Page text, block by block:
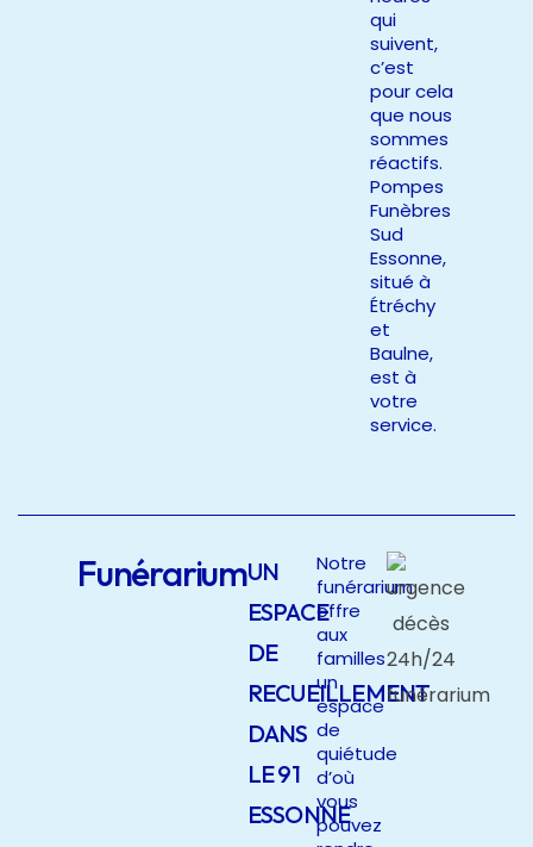
qui
suivent,
c’est
pour cela
que nous
sommes
réactifs.
Pompes
Funèbres
Sud
Essonne,
situé à
Étréchy
et
Baulne,
est à
votre
service.
FunérariumUN
ESPACE
DE
RECUEILLEMENT
DANS
LE 91
ESSONNE
Notre
funérarium
offre
aux
familles
un
espace
de
quiétude
d’où
vous
pouvez